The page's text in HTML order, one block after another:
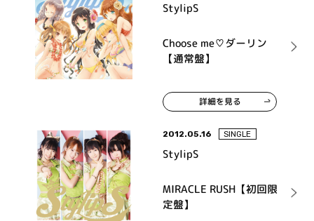
StylipS
Choose me♡ダーリン
【通常盤】
詳細を見る
2012.05.16 SINGLE
StylipS
MIRACLE RUSH【初回限
定盤】